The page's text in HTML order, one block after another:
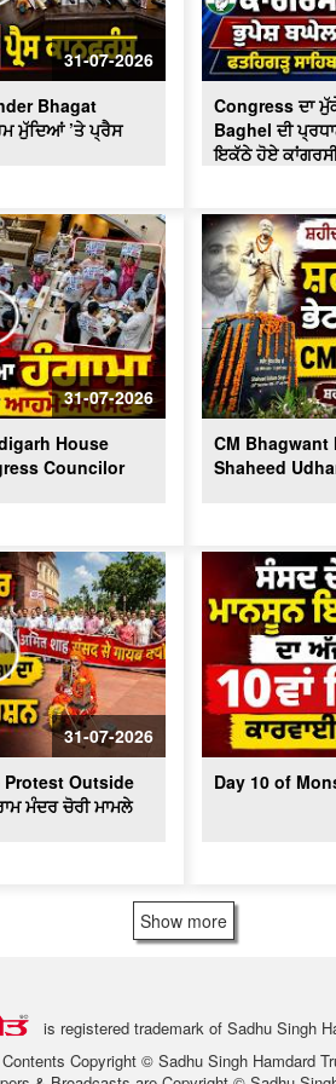
31-07-2026
Bhagat
ਮੁੱਦਿਆਂ ’ਤੇ ਪ੍ਰੈਸ
Congress ਦਾ
Baghel ਦੀ
ਇਕੱਠੇ ਹੋਏ
31-07-2026
House
Councilor
CM Bhagwant
Shaheed
31-07-2026
Protest Outside
ਮੰਦਰ ਚੋਰੀ ਮਾਮਲੇ
Day 10 of
Show more
is registered trademark of Sadhu Singh
Copyright © Sadhu Singh Hamdard